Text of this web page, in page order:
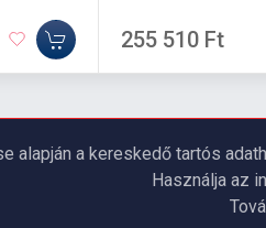
255 510 Ft
alapján a kereskedő tartós
Használja az